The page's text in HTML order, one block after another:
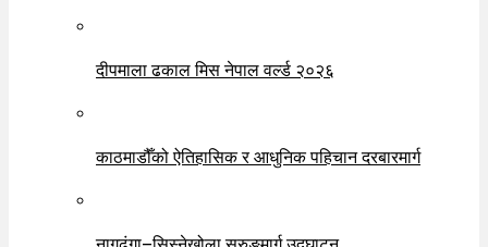
दीपमाला ढकाल मिस नेपाल वर्ल्ड २०२६
काठमाडौँको ऐतिहासिक र आधुनिक पहिचान दरबारमार्ग